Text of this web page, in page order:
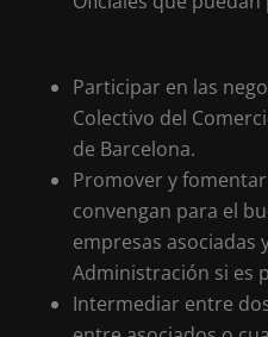
Participar en las
Colectivo del
de Barcelona.
Promover y
convengan para el
empresas asociadas
Administración si es
Intermediar entre